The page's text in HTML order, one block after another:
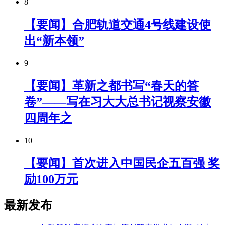
8
【要闻】合肥轨道交通4号线建设使
出“新本领”
9
【要闻】革新之都书写“春天的答
卷”——写在习大大总书记视察安徽
四周年之
10
【要闻】首次进入中国民企五百强 奖
励100万元
最新发布